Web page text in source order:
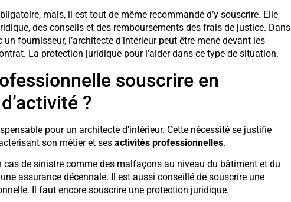
mais, il est tout de même recommandé d’y souscrire. Elle
des conseils et des remboursements des frais de justice. Dans
fournisseur, l’architecte d’intérieur peut être mené devant les
La protection juridique pour l’aider dans ce type de situation.
souscrire en
?
pour un architecte d’intérieur. Cette nécessité se justifie
son métier et ses activités professionnelles.
cas de sinistre comme des malfaçons au niveau du bâtiment et du
assurance décennale. Il est aussi conseillé de souscrire une
Il faut encore souscrire une protection juridique.